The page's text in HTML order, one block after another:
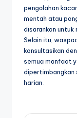
pengolahan
mentah atau
disarankan untuk
Selain itu,
konsultasikan
semua manfaat
dipertimbangkan
harian.